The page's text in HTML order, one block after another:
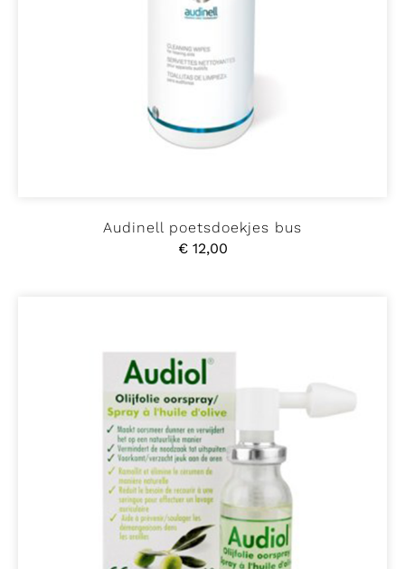
Audinell poetsdoekjes bus
€12,00